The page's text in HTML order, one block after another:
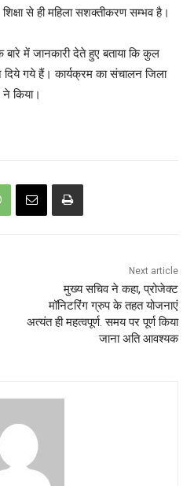
शिक्षा से ही महिला सशक्तीकरण सम्भव है।
में जानकारी देते हुए बताया कि कुल
दिये गये हैं। कार्यक्रम का संचालन जिला
किया।
Next article
मुख्य सचिव ने कहा, प्रोजेक्ट
मॉनिटरिंग ग्रुप के तहत योजनाएं
अत्यंत ही महत्वपूर्ण. समय पर पूर्ण किया
जाना अति आवश्यक